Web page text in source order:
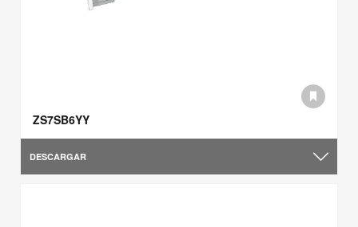
ZS7SB6YY
DESCARGAR